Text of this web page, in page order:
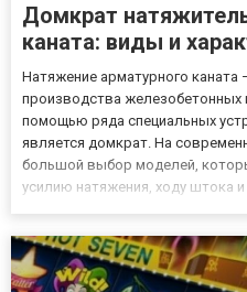
Домкрат
каната: виды и
Натяжение арматурного каната
производства железобетонных
помощью ряда специальных
является домкрат. На
большой выбор моделей,
усилию натяжения, ходу штока и
конкретного